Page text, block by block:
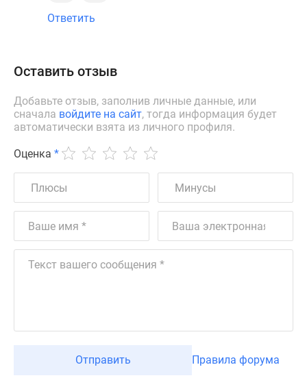
Ответить
Оставить отзыв
Добавьте отзыв, заполнив личные данные, или
сначала войдите на сайт, тогда информация будет
автоматически взята из личного профиля.
Оценка *
Отправить Правила форума